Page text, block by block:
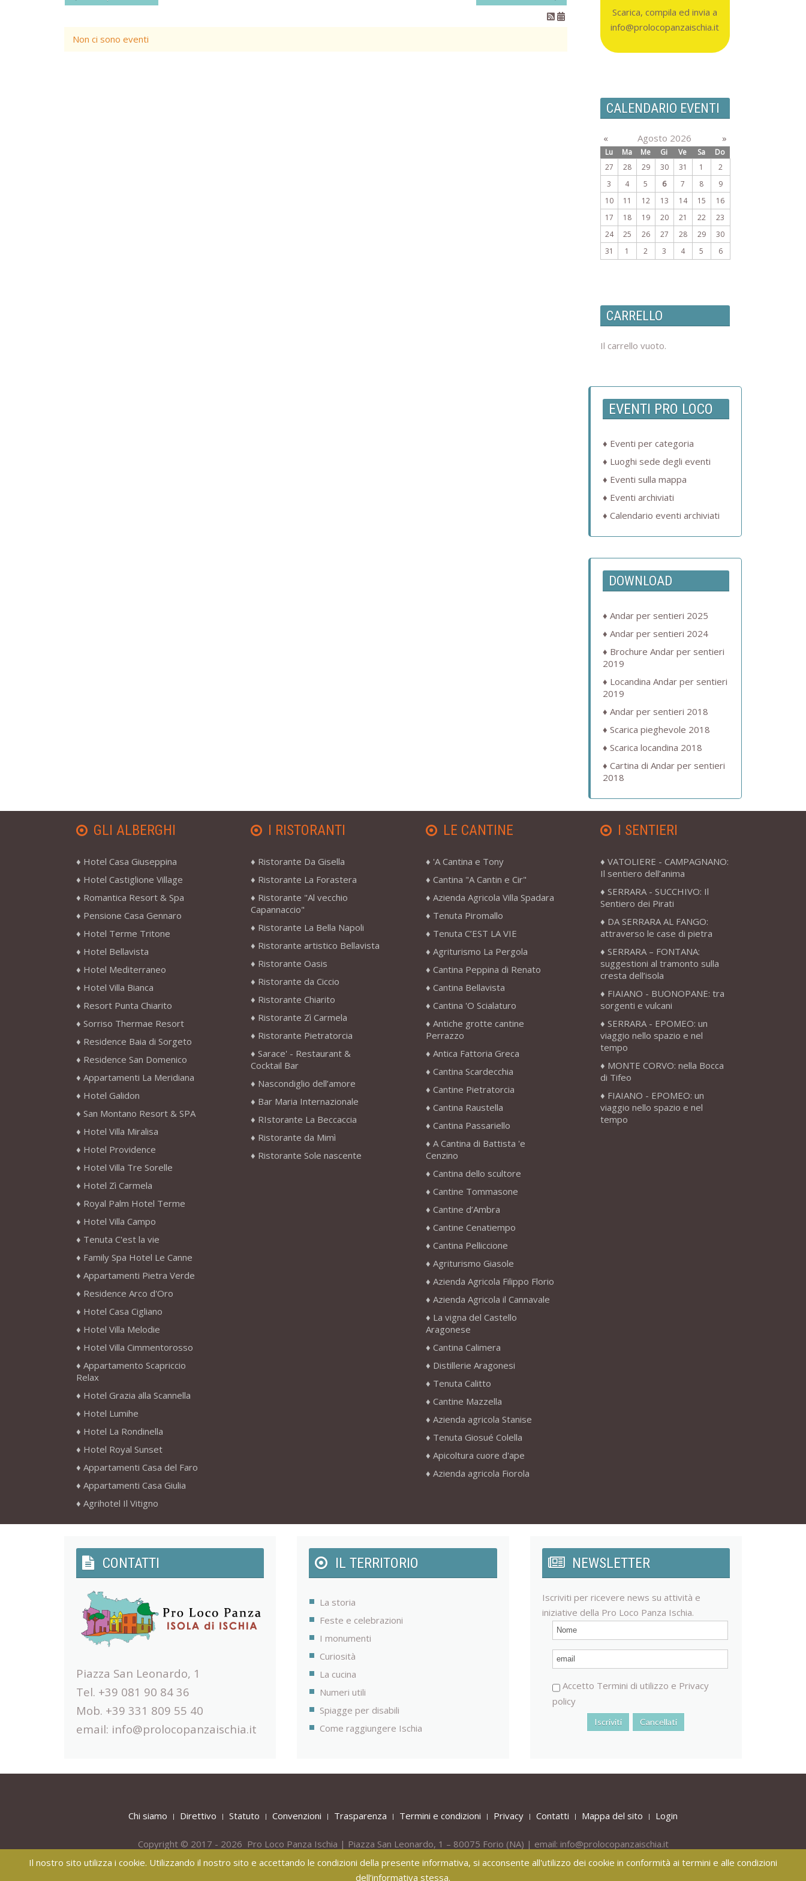
Non ci sono eventi
Scarica, compila ed invia a
info@prolocopanzaischia.it
CALENDARIO EVENTI
« Agosto 2026 »
Lu Ma Me Gi Ve Sa
Do
27
28 29 30 31 1
2
3
4 5 6 7 8
9
10
11 12 13 14 15
16
17
18 19 20 21 22
23
24
25 26 27 28 29
30
31
1 2 3 4 5 6
CARRELLO
Il carrello vuoto.
EVENTI PRO LOCO
Eventi per categoria
Luoghi sede degli eventi
Eventi sulla mappa
Eventi archiviati
Calendario eventi archiviati
DOWNLOAD
Andar per sentieri 2025
Andar per sentieri 2024
Brochure Andar per sentieri
2019
Locandina Andar per sentieri
2019
Andar per sentieri 2018
Scarica pieghevole 2018
Scarica locandina 2018
Cartina di Andar per sentieri
2018
GLI ALBERGHI
Hotel Casa Giuseppina
Hotel Castiglione Village
Romantica Resort & Spa
Pensione Casa Gennaro
Hotel Terme Tritone
Hotel Bellavista
Hotel Mediterraneo
Hotel Villa Bianca
Resort Punta Chiarito
Sorriso Thermae Resort
Residence Baia di Sorgeto
Residence San Domenico
Appartamenti La Meridiana
Hotel Galidon
San Montano Resort & SPA
Hotel Villa Miralisa
Hotel Providence
Hotel Villa Tre Sorelle
Hotel Zì Carmela
Royal Palm Hotel Terme
Hotel Villa Campo
Tenuta C'est la vie
Family Spa Hotel Le Canne
Appartamenti Pietra Verde
Residence Arco d'Oro
Hotel Casa Cigliano
Hotel Villa Melodie
Hotel Villa Cimmentorosso
Appartamento Scapriccio
Relax
Hotel Grazia alla Scannella
Hotel Lumihe
Hotel La Rondinella
Hotel Royal Sunset
Appartamenti Casa del Faro
Appartamenti Casa Giulia
Agrihotel Il Vitigno
I RISTORANTI
Ristorante Da Gisella
Ristorante La Forastera
Ristorante "Al vecchio
Capannaccio"
Ristorante La Bella Napoli
Ristorante artistico Bellavista
Ristorante Oasis
Ristorante da Ciccio
Ristorante Chiarito
Ristorante Zì Carmela
Ristorante Pietratorcia
Sarace' - Restaurant &
Cocktail Bar
Nascondiglio dell’amore
Bar Maria Internazionale
RIstorante La Beccaccia
Ristorante da Mimì
Ristorante Sole nascente
LE CANTINE
'A Cantina e Tony
Cantina "A Cantin e Cir"
Azienda Agricola Villa Spadara
Tenuta Piromallo
Tenuta C’EST LA VIE
Agriturismo La Pergola
Cantina Peppina di Renato
Cantina Bellavista
Cantina 'O Scialaturo
Antiche grotte cantine
Perrazzo
Antica Fattoria Greca
Cantina Scardecchia
Cantine Pietratorcia
Cantina Raustella
Cantina Passariello
A Cantina di Battista 'e
Cenzino
Cantina dello scultore
Cantine Tommasone
Cantine d’Ambra
Cantine Cenatiempo
Cantina Pelliccione
Agriturismo Giasole
Azienda Agricola Filippo Florio
Azienda Agricola il Cannavale
La vigna del Castello
Aragonese
Cantina Calimera
Distillerie Aragonesi
Tenuta Calitto
Cantine Mazzella
Azienda agricola Stanise
Tenuta Giosué Colella
Apicoltura cuore d'ape
Azienda agricola Fiorola
I SENTIERI
VATOLIERE - CAMPAGNANO:
Il sentiero dell’anima
SERRARA - SUCCHIVO: Il
Sentiero dei Pirati
DA SERRARA AL FANGO:
attraverso le case di pietra
SERRARA – FONTANA:
suggestioni al tramonto sulla
cresta dell’isola
FIAIANO - BUONOPANE: tra
sorgenti e vulcani
SERRARA - EPOMEO: un
viaggio nello spazio e nel
tempo
MONTE CORVO: nella Bocca
di Tifeo
FIAIANO - EPOMEO: un
viaggio nello spazio e nel
tempo
CONTATTI
Piazza San Leonardo, 1
Tel. +39 081 90 84 36
Mob. +39 331 809 55 40
email: info@prolocopanzaischia.it
IL TERRITORIO
La storia
Feste e celebrazioni
I monumenti
Curiosità
La cucina
Numeri utili
Spiagge per disabili
Come raggiungere Ischia
NEWSLETTER
Iscriviti per ricevere news su attività e
iniziative della Pro Loco Panza Ischia.
Accetto Termini di utilizzo e Privacy
policy
Chi siamo Direttivo Statuto Convenzioni Trasparenza Termini e condizioni Privacy Contatti Mappa del sito Login
Copyright © 2017 - 2026 Pro Loco Panza Ischia | Piazza San Leonardo, 1 – 80075 Forio (NA) | email: info@prolocopanzaischia.it
Tel.+39 081 908436 -Mob. +39 331 809 55 40
Il nostro sito utilizza i cookie. Utilizzando il nostro sito e accettando le condizioni della presente informativa, si acconsente all'utilizzo dei cookie in conformità ai termini e alle condizioni
dell’informativa stessa.